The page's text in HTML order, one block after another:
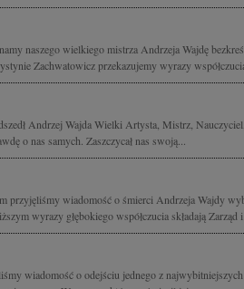
naszego wielkiego mistrza Andrzeja Wajdę
Zachwatowicz przekazujemy wyrazy
Andrzej Wajda Wielki Artysta, Mistrz,
o nas samych. Zaszczycał nas swoją...
przyjęliśmy wiadomość o śmierci Andrzeja Wajdy
wyrazy głębokiego współczucia składają Zarząd
wiadomość o odejściu jednego z